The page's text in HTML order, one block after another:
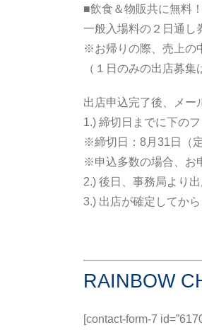
■飲食＆物販共に無料！
一般入場料の２日通し
※お帰りの際、 売上の
（１日のみの出店募集
出店申込完了後、メー
1.) 締切日までに下の
※締切日：8月31日（
※申込多数の場合、お
2.) 後日、事務局より
3.) 出店が確定してか
RAINBOW
[contact-form-7